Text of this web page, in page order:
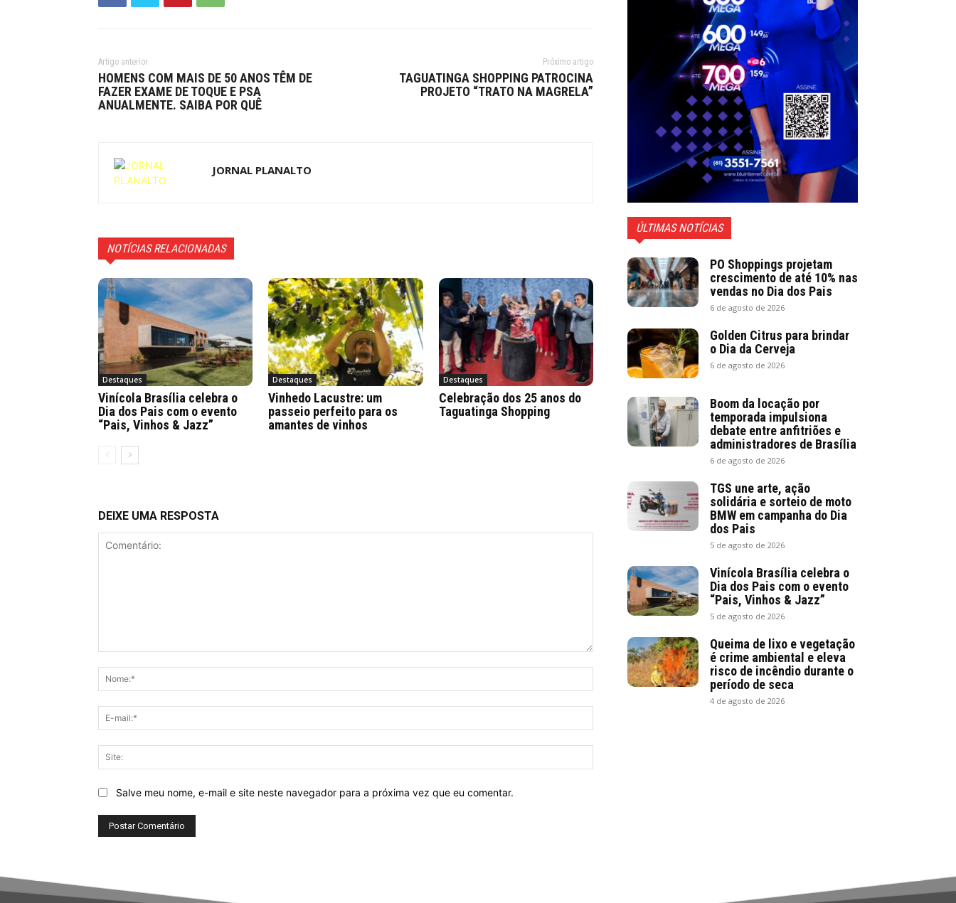
Artigo anterior
HOMENS COM MAIS DE 50 ANOS TÊM DE
FAZER EXAME DE TOQUE E PSA
ANUALMENTE. SAIBA POR QUÊ
Próximo artigo
TAGUATINGA SHOPPING PATROCINA
PROJETO “TRATO NA MAGRELA”
JORNAL PLANALTO
NOTÍCIAS RELACIONADAS
Destaques
Vinícola Brasília celebra o
Dia dos Pais com o evento
“Pais, Vinhos & Jazz”
Destaques
Vinhedo Lacustre: um
passeio perfeito para os
amantes de vinhos
Destaques
Celebração dos 25 anos do
Taguatinga Shopping
DEIXE UMA RESPOSTA
Nome:*
mail:*
Salve meu nome, e-mail e site neste navegador para a próxima vez que eu comentar.
ÚLTIMAS NOTÍCIAS
PO Shoppings projetam
crescimento de até 10% nas
vendas no Dia dos Pais
6 de agosto de 2026
Golden Citrus para brindar
o Dia da Cerveja
6 de agosto de 2026
Boom da locação por
temporada impulsiona
debate entre anfitriões e
administradores de Brasília
6 de agosto de 2026
TGS une arte, ação
solidária e sorteio de moto
BMW em campanha do Dia
dos Pais
5 de agosto de 2026
Vinícola Brasília celebra o
Dia dos Pais com o evento
“Pais, Vinhos & Jazz”
5 de agosto de 2026
Queima de lixo e vegetação
é crime ambiental e eleva
risco de incêndio durante o
período de seca
4 de agosto de 2026